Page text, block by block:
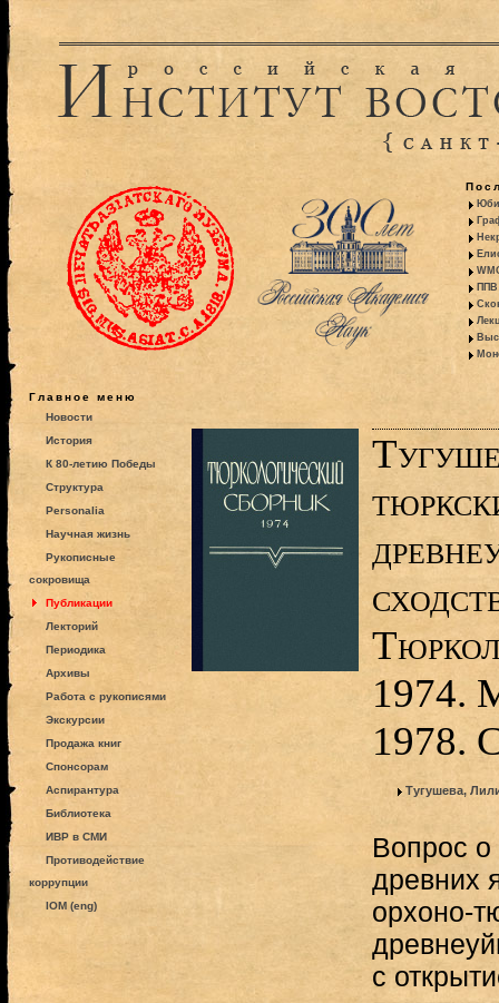
ППВ
Главное меню
Новости
История
К 80-летию Победы
Структура
Personalia
Научная жизнь
Рукописные
сокровища
Публикации
Лекторий
Периодика
Архивы
Работа с рукописями
Экскурсии
Продажа книг
Спонсорам
Аспирантура
Библиотека
ИВР в СМИ
Противодействие
коррупции
IOM (eng)
1974.
1978.
Тугушева,
Вопрос о
древних
орхоно-
с